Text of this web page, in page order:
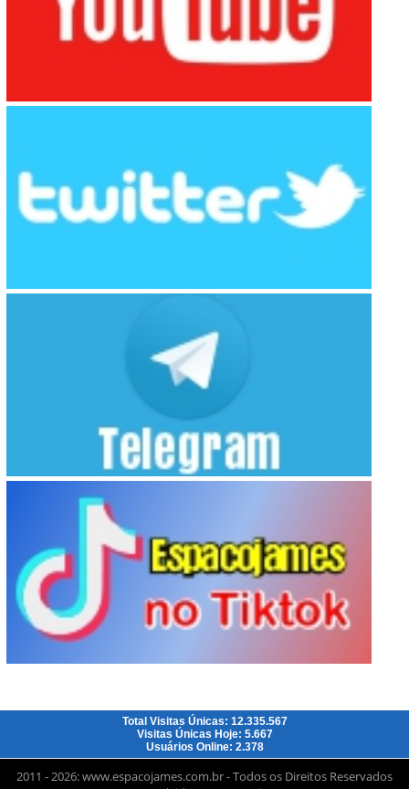
Total Visitas Únicas: 12.335.567
Visitas Únicas Hoje: 5.667
Usuários Online: 2.378
2011 - 2026: www.espacojames.com.br - Todos os Direitos Reservados